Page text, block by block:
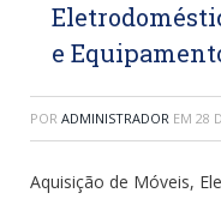
e
POR ADMINISTRADOR EM 28
Aquisição de Móveis,